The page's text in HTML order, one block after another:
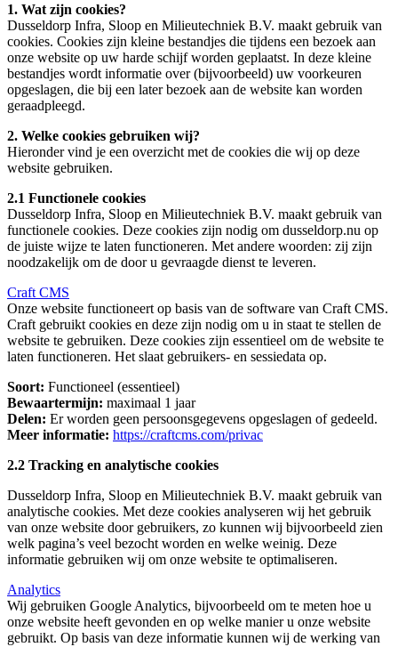
1. Wat zijn cookies?
Dusseldorp Infra, Sloop en Milieutechniek B.V. maakt gebruik van
cookies. Cookies zijn kleine bestandjes die tijdens een bezoek aan
onze website op uw harde schijf worden geplaatst. In deze kleine
bestandjes wordt informatie over (bijvoorbeeld) uw voorkeuren
opgeslagen, die bij een later bezoek aan de website kan worden
geraadpleegd.
2. Welke cookies gebruiken wij?
Hieronder vind je een overzicht met de cookies die wij op deze
website gebruiken.
2.1 Functionele cookies
Dusseldorp Infra, Sloop en Milieutechniek B.V. maakt gebruik van
functionele cookies. Deze cookies zijn nodig om dusseldorp.nu op
de juiste wijze te laten functioneren. Met andere woorden: zij zijn
noodzakelijk om de door u gevraagde dienst te leveren.
Craft CMS
Onze website functioneert op basis van de software van Craft CMS.
Craft gebruikt cookies en deze zijn nodig om u in staat te stellen de
website te gebruiken. Deze cookies zijn essentieel om de website te
laten functioneren. Het slaat gebruikers- en sessiedata op.
Soort: Functioneel (essentieel)
Bewaartermijn: maximaal 1 jaar
Delen: Er worden geen persoonsgegevens opgeslagen of gedeeld.
Meer informatie: https://craftcms.com/privac
2.2 Tracking en analytische cookies
Dusseldorp Infra, Sloop en Milieutechniek B.V. maakt gebruik van
analytische cookies. Met deze cookies analyseren wij het gebruik
van onze website door gebruikers, zo kunnen wij bijvoorbeeld zien
welk pagina’s veel bezocht worden en welke weinig. Deze
informatie gebruiken wij om onze website te optimaliseren.
Analytics
Wij gebruiken Google Analytics, bijvoorbeeld om te meten hoe u
onze website heeft gevonden en op welke manier u onze website
gebruikt. Op basis van deze informatie kunnen wij de werking van